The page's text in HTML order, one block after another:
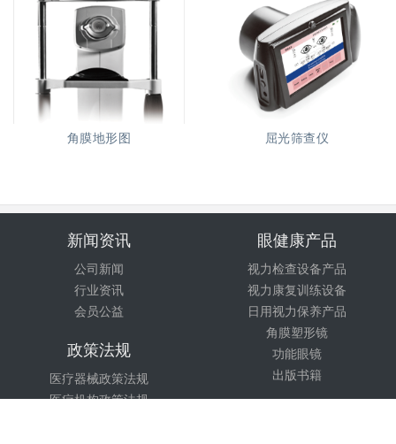
角膜地形图 屈光筛查仪
新闻资讯
公司新闻
行业资讯
会员公益
眼健康产品
视力检查设备产品
视力康复训练设备
日用视力保养产品
角膜塑形镜
功能眼镜
出版书籍
政策法规
医疗器械政策法规
医疗机构政策法规